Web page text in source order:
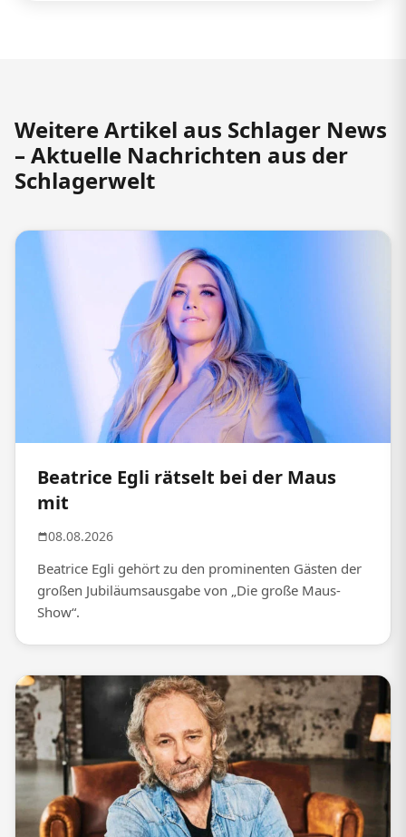
Weitere Artikel aus Schlager News
– Aktuelle Nachrichten aus der
Schlagerwelt
Beatrice Egli rätselt bei der Maus
mit
08.08.2026
Beatrice Egli gehört zu den prominenten Gästen der
großen Jubiläumsausgabe von „Die große Maus-
Show“.